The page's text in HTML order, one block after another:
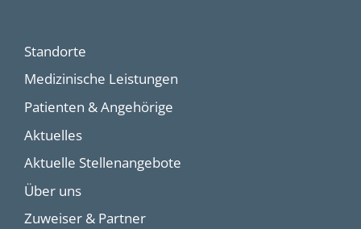
Standorte
Medizinische Leistungen
Patienten & Angehörige
Aktuelles
Aktuelle Stellenangebote
Über uns
Zuweiser & Partner